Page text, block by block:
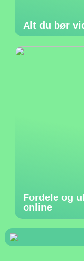
Alt du bør
Fordele og
online